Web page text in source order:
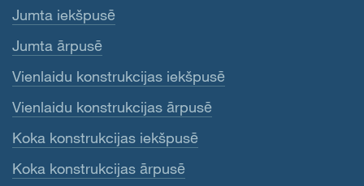
Jumta iekšpusē
Jumta ārpusē
Vienlaidu konstrukcijas iekšpusē
Vienlaidu konstrukcijas ārpusē
Koka konstrukcijas iekšpusē
Koka konstrukcijas ārpusē